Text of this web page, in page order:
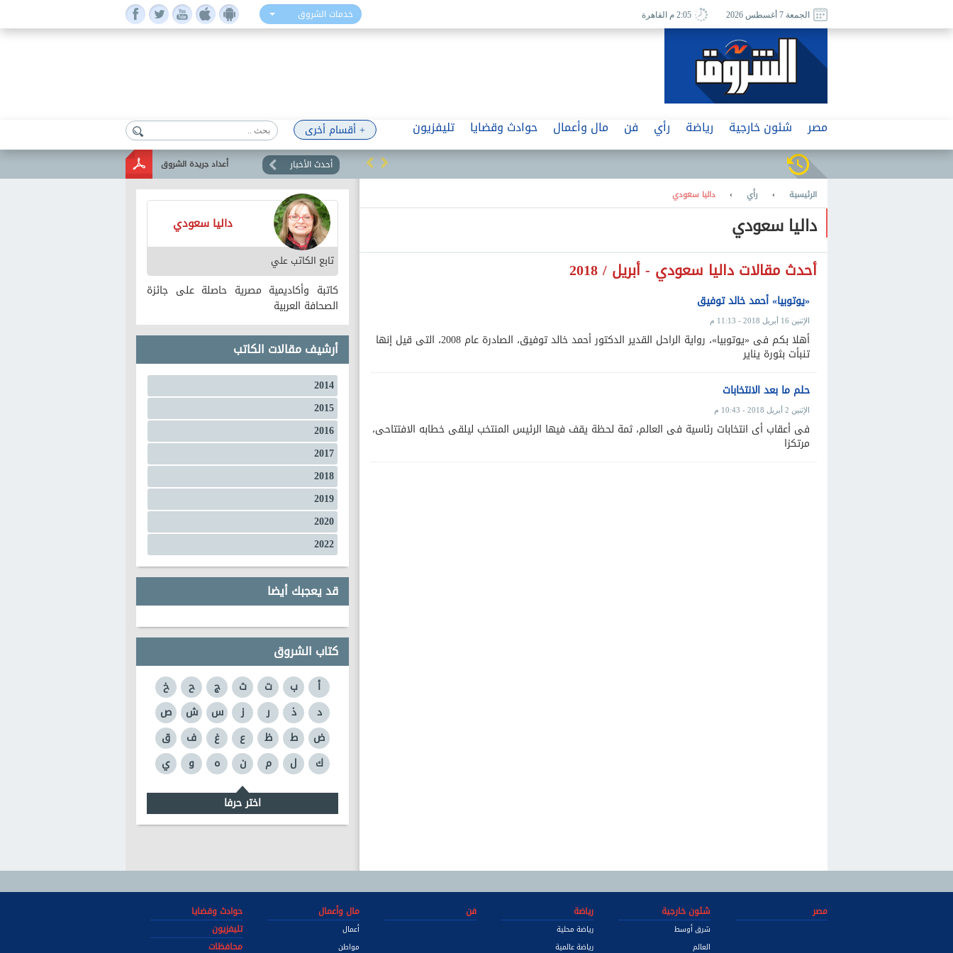
خدمات الشروق الجمعة 7 أغسطس 2026 2:05 م القاهرة
+ أقسام أخرى مصر شئون خارجية رياضة رأي فن مال وأعمال حوادث وقضايا تليفزيون
أعداد جريدة الشروق أحدث الأخبار
داليا سعودي
تابع الكاتب علي
كاتبة وأكاديمية مصرية حاصلة على جائزة
الصحافة العربية
أرشيف مقالات الكاتب
2014
2015
2016
2017
2018
2019
2020
2022
قد يعجبك أيضا
كتاب الشروق
أ ب ت ث ج ح
خ
د
ذ ر ز س ش
ص
ض
ط ظ ع غ ف
ق
ك
ل م ن ه و ي
اختر حرفا
الرئيسية › رأي › داليا سعودي
داليا سعودي
أحدث مقالات داليا سعودي - أبريل / 2018
«يوتوبيا» أحمد خالد توفيق
الإثنين 16 أبريل 2018 - 11:13 م
أهلا بكم فى «يوتوبيا»، رواية الراحل القدير الدكتور أحمد خالد توفيق، الصادرة عام 2008، التى قيل إنها
تنبأت بثورة يناير
حلم ما بعد الانتخابات
الإثنين 2 أبريل 2018 - 10:43 م
فى أعقاب أى انتخابات رئاسية فى العالم، ثمة لحظة يقف فيها الرئيس المنتخب ليلقى خطابه الافتتاحى،
مرتكزا
مصر شئون خارجية
شرق أوسط
العالم
رياضة
رياضة محلية
رياضة عالمية
فن مال وأعمال
أعمال
مواطن
حوادث وقضايا
تليفزيون
محافظات